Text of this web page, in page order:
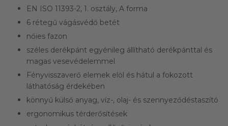
EN ISO 11393-2, 1. osztály, A forma
6 rétegű vágásvédő betét
nőies fazon
széles derékpánt egyénileg állítható derékpánttal és
magas vesevédelemmel
Fényvisszaverő elemek elöl és hátul a fokozott
láthatóság érdekében
könnyű külső anyag, víz-, olaj- és szennyeződéstaszító
ergonomikus térderősítések